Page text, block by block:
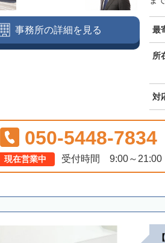
最
所
対
事務所の詳細を見る
050-5448-7834
現在営業中 受付時間 9:00～21:00